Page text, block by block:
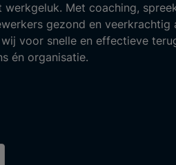
Met coaching,
gezond en veerkrachtig
voor snelle en effectieve
én organisatie.